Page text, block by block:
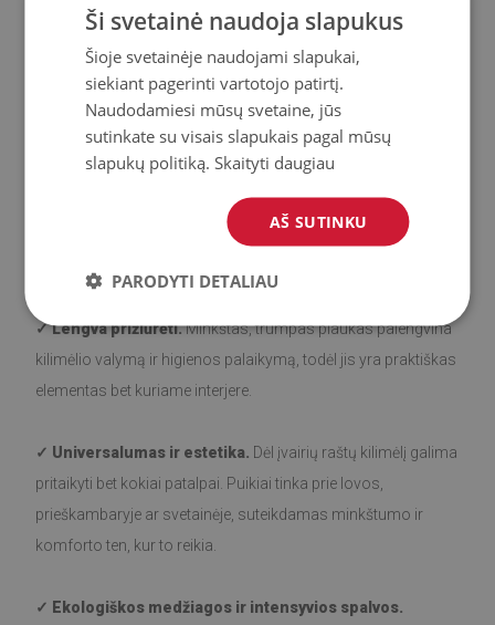
Mūsų kilimėlio privalumai
✓ Neslystantis pagrindas.Mūsų kilimėliai su neslystančiu
sluoksniu yra saugūs ir stabilūs ant įvairių paviršių, tokių kaip
mediena ar plytelės. Apatinė pusė padengta silikonu, kad būtų
išvengta slydimo ir pagerintas naudojimo patogumas. Prieš
✓ Lengva prižiūrėti.Minkštas, trumpas plaukas palengvina
kilimėlio valymą ir higienos palaikymą, todėl jis yra praktiškas
elementas bet kuriame interjere.
✓ Universalumas ir estetika. Dėl įvairių raštų kilimėlį galima
pritaikyti bet kokiai patalpai. Puikiai tinka prie lovos,
prieškambaryje ar svetainėje, suteikdamas minkštumo ir
komforto ten, kur to reikia.
✓ Ekologiškos medžiagos ir intensyvios spalvos.
Ši svetainė naudoja slapukus
Šioje svetainėje naudojami slapukai,
siekiant pagerinti vartotojo patirtį.
Naudodamiesi mūsų svetaine, jūs
sutinkate su visais slapukais pagal mūsų
slapukų politiką.Skaityti daugiau
AŠ SUTINKU
PARODYTI DETALIAU